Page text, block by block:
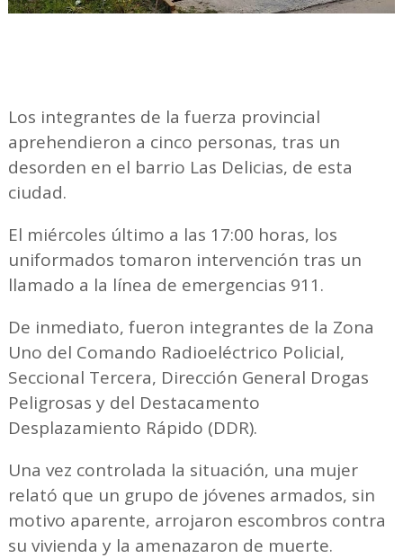
Los integrantes de la fuerza provincial
aprehendieron a cinco personas, tras un
desorden en el barrio Las Delicias, de esta
ciudad.
El miércoles último a las 17:00 horas, los
uniformados tomaron intervención tras un
llamado a la línea de emergencias 911.
De inmediato, fueron integrantes de la Zona
Uno del Comando Radioeléctrico Policial,
Seccional Tercera, Dirección General Drogas
Peligrosas y del Destacamento
Desplazamiento Rápido (DDR).
Una vez controlada la situación, una mujer
relató que un grupo de jóvenes armados, sin
motivo aparente, arrojaron escombros contra
su vivienda y la amenazaron de muerte.